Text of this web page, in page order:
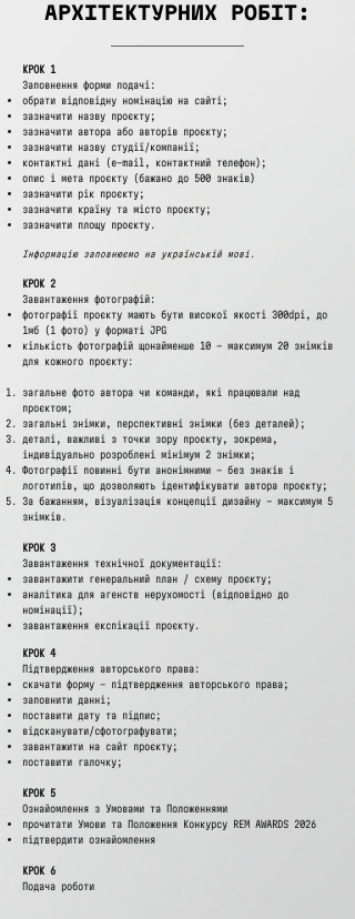
АРХІТЕКТУРНИХ РОБІТ:
КРОК 1
Заповнення форми подачі:
обрати відповідну номінацію на сайті;
зазначити назву проєкту;
зазначити автора або авторів проєкту;
зазначити назву студії/компанії;
контактні дані (е-mail, контактний телефон);
опис і мета проєкту (бажано до 500 знаків)
зазначити рік проєкту;
зазначити країну та місто проєкту;
зазначити площу проєкту.
Інформацію заповнюємо на українській мові.
КРОК 2
Завантаження фотографій:
фотографії проєкту мають бути високої якості 300dpi, до
1мб (1 фото) у форматі JPG
кількість фотографій щонайменше 10 - максимум 20 знімків
для кожного проєкту:
загальне фото автора чи команди, які працювали над
проєктом;
загальні знімки, перспективні знімки (без деталей);
деталі, важливі з точки зору проєкту, зокрема,
індивідуально розроблені мінімум 2 знімки;
Фотографії повинні бути анонімними - без знаків і
логотипів, що дозволяють ідентифікувати автора проєкту;
За бажанням, візуалізація концепції дизайну – максимум 5
знімків.
КРОК 3
Завантаження технічної документації:
завантажити генеральний план / схему проєкту;
аналітика для агенств нерухомості (відповідно до
номінації);
завантаження експікації проєкту.
КРОК 4
Підтвердження авторського права:
скачати форму – підтвердження авторського права;
заповнити данні;
поставити дату та підпис;
відсканувати/сфотографувати;
завантажити на сайт проєкту;
поставити галочку;
КРОК 5
Ознайомлення з Умовами та Положеннями
прочитати Умови та Положення Конкурсу REM AWARDS 2026
підтвердити ознайомлення
КРОК 6
Подача роботи